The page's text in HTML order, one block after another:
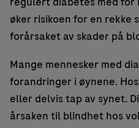
øker risikoen for en rekke
forårsaket av skader på
Mange mennesker med
forandringer i øynene.
eller delvis tap av synet.
årsaken til blindhet hos